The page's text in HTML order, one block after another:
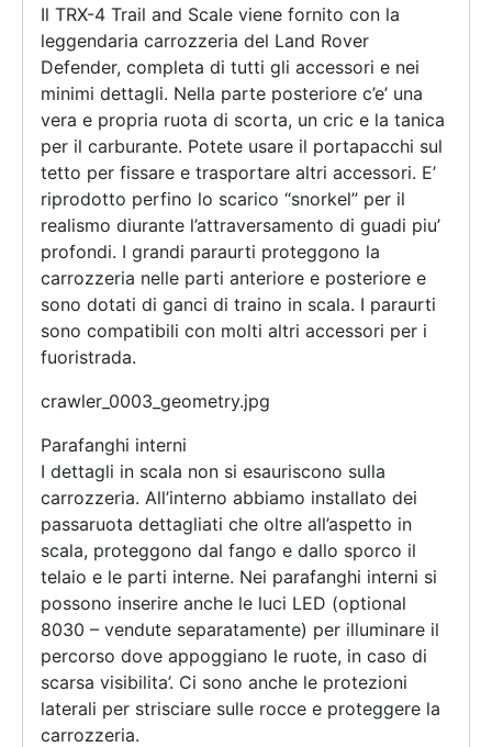
Il TRX-4 Trail and Scale viene fornito con la
leggendaria carrozzeria del Land Rover
Defender, completa di tutti gli accessori e nei
minimi dettagli. Nella parte posteriore c’e’ una
vera e propria ruota di scorta, un cric e la tanica
per il carburante. Potete usare il portapacchi sul
tetto per fissare e trasportare altri accessori. E’
riprodotto perfino lo scarico “snorkel” per il
realismo diurante l’attraversamento di guadi piu’
profondi. I grandi paraurti proteggono la
carrozzeria nelle parti anteriore e posteriore e
sono dotati di ganci di traino in scala. I paraurti
sono compatibili con molti altri accessori per i
fuoristrada.
crawler_0003_geometry.jpg
Parafanghi interni
I dettagli in scala non si esauriscono sulla
carrozzeria. All’interno abbiamo installato dei
passaruota dettagliati che oltre all’aspetto in
scala, proteggono dal fango e dallo sporco il
telaio e le parti interne. Nei parafanghi interni si
possono inserire anche le luci LED (optional
8030 – vendute separatamente) per illuminare il
percorso dove appoggiano le ruote, in caso di
scarsa visibilita’. Ci sono anche le protezioni
laterali per strisciare sulle rocce e proteggere la
carrozzeria.